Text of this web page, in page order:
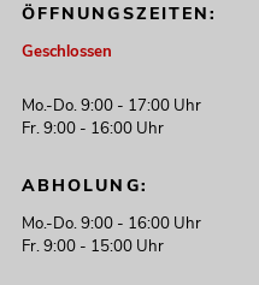
ÖFFNUNGSZEITEN:
Geschlossen
Mo.-Do. 9:00 - 17:00 Uhr
Fr. 9:00 - 16:00 Uhr
ABHOLUNG:
Mo.-Do. 9:00 - 16:00 Uhr
Fr. 9:00 - 15:00 Uhr